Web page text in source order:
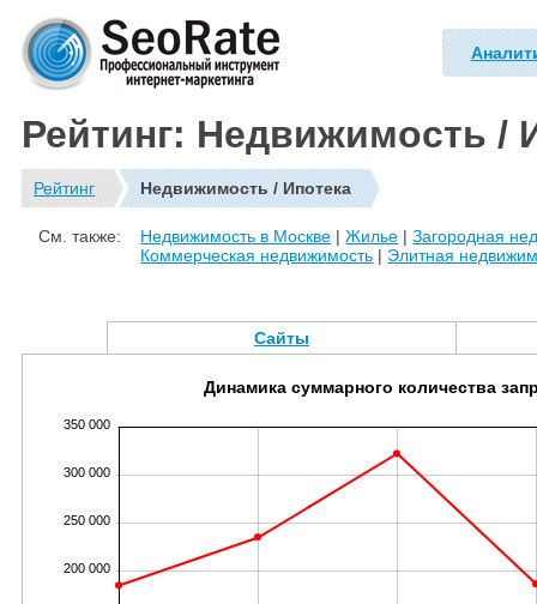
Рейтинг: Недвижимость /
Рейтинг Недвижимость / Ипотека
См. также: Недвижимость в Москве |Жилье |Загородная
Коммерческая недвижимость | Элитная
Сайты
200 000
250 000
300 000
350 000
Динамика суммарного количества